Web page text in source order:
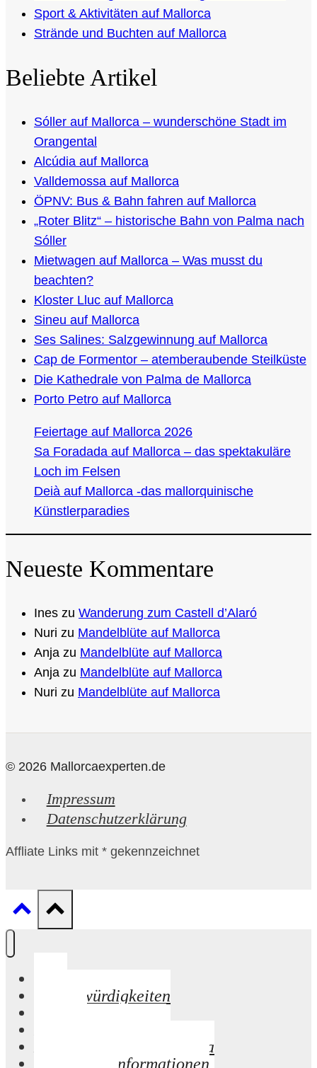
Sport & Aktivitäten auf Mallorca
Strände und Buchten auf Mallorca
Beliebte Artikel
Sóller auf Mallorca – wunderschöne Stadt im
Orangental
Alcúdia auf Mallorca
Valldemossa auf Mallorca
ÖPNV: Bus & Bahn fahren auf Mallorca
„Roter Blitz“ – historische Bahn von Palma nach
Sóller
Mietwagen auf Mallorca – Was musst du
beachten?
Kloster Lluc auf Mallorca
Sineu auf Mallorca
Ses Salines: Salzgewinnung auf Mallorca
Cap de Formentor – atemberaubende Steilküste
Die Kathedrale von Palma de Mallorca
Porto Petro auf Mallorca
Feiertage auf Mallorca 2026
Sa Foradada auf Mallorca – das spektakuläre
Loch im Felsen
Deià auf Mallorca -das mallorquinische
Künstlerparadies
Neueste Kommentare
Ines zu Wanderung zum Castell d’Alaró
Nuri zu Mandelblüte auf Mallorca
Anja zu Mandelblüte auf Mallorca
Anja zu Mandelblüte auf Mallorca
Nuri zu Mandelblüte auf Mallorca
© 2026 Mallorcaexperten.de
Impressum
Datenschutzerklärung
Affliate Links mit * gekennzeichnet
Sehenswürdigkeiten
Mandelblüte auf Mallorca
Praktische Informationen